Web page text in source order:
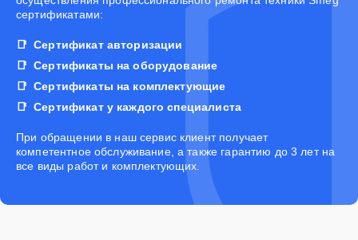
сертификатами:
Сертификат авторизации
Сертификаты на оборудование
Сертификаты на комплектующие
Сертификат у каждого специалиста
При обращении в наш сервис клиент получает
компетентное обслуживание, а также гарантию до 3 лет на
все виды работ и комплектующих.